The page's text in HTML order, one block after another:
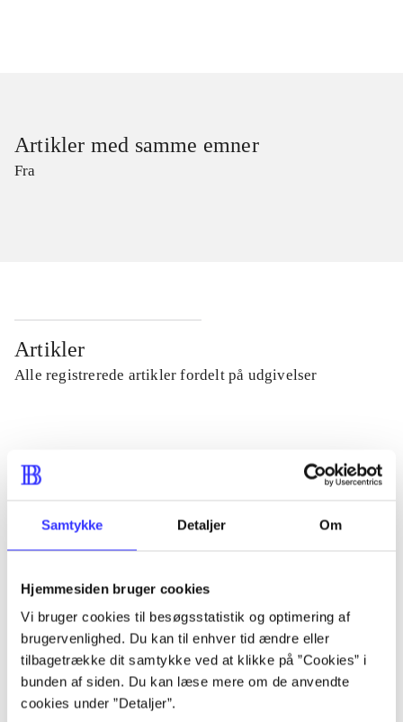
Samtykke Detaljer Om
Hjemmesiden bruger cookies
Vi bruger cookies til besøgsstatistik og optimering af
brugervenlighed. Du kan til enhver tid ændre eller
tilbagetrække dit samtykke ved at klikke på ”Cookies” i
bunden af siden. Du kan læse mere om de anvendte
cookies under ”Detaljer”.
Artikler med samme emner
Fra
Artikler
Alle registrerede artikler fordelt på udgivelser
...
...